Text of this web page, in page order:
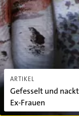
ARTIKEL
Gefesselt und
Ex-Frauen